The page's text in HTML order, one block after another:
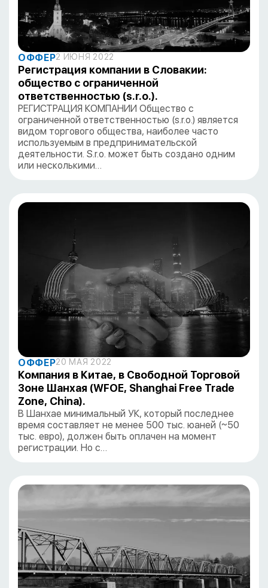
ОФФЕР2 ИЮНЯ 2022
Регистрация компании в Словакии:
общество с ограниченной
ответственностью (s.r.o.).
РЕГИСТРАЦИЯ КОМПАНИИ Общество с
ограниченной ответственностью (s.r.o.) является
видом торгового общества, наиболее часто
используемым в предпринимательской
деятельности. S.r.o. может быть создано одним
или несколькими…
ОФФЕР20 МАЯ 2022
Компания в Китае, в Свободной Торговой
Зоне Шанхая (WFOE, Shanghai Free Trade
Zone, China).
В Шанхае минимальный УК, который последнее
время составляет не менее 500 тыс. юаней (~50
тыс. евро), должен быть оплачен на момент
регистрации. Но с…